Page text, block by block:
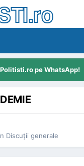
Politisti.ro pe WhatsApp!
Discuţii generale